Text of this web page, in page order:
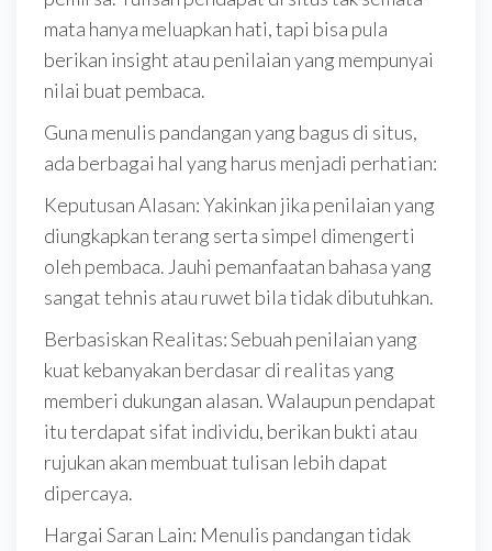
mata hanya meluapkan hati, tapi bisa pula
berikan insight atau penilaian yang mempunyai
nilai buat pembaca.
Guna menulis pandangan yang bagus di situs,
ada berbagai hal yang harus menjadi perhatian:
Keputusan Alasan: Yakinkan jika penilaian yang
diungkapkan terang serta simpel dimengerti
oleh pembaca. Jauhi pemanfaatan bahasa yang
sangat tehnis atau ruwet bila tidak dibutuhkan.
Berbasiskan Realitas: Sebuah penilaian yang
kuat kebanyakan berdasar di realitas yang
memberi dukungan alasan. Walaupun pendapat
itu terdapat sifat individu, berikan bukti atau
rujukan akan membuat tulisan lebih dapat
dipercaya.
Hargai Saran Lain: Menulis pandangan tidak